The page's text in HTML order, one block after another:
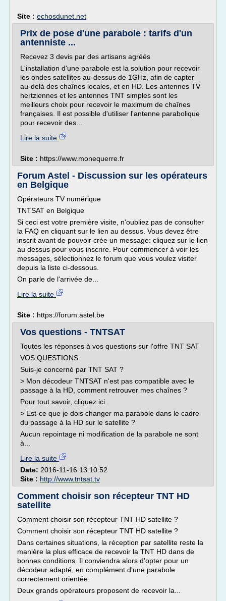
Site : echosdunet.net
Prix de pose d'une parabole : tarifs d'un
antenniste ...
Recevez 3 devis par des artisans agréés
L'installation d'une parabole est la solution pour recevoir
les ondes satellites au-dessus de 1GHz, afin de capter
au-delà des chaînes locales, et en HD. Les antennes TV
hertziennes et les antennes TNT simples sont les
meilleurs choix pour recevoir le maximum de chaînes
françaises. Il est possible d'utiliser l'antenne parabolique
pour recevoir des...
Lire la suite
Site : https://www.monequerre.fr
Forum Astel - Discussion sur les opérateurs
en Belgique
Opérateurs TV numérique
TNTSAT en Belgique
Si ceci est votre première visite, n'oubliez pas de consulter
la FAQ en cliquant sur le lien au dessus. Vous devez être
inscrit avant de pouvoir crée un message: cliquez sur le lien
au dessus pour vous inscrire. Pour commencer à voir les
messages, sélectionnez le forum que vous voulez visiter
depuis la liste ci-dessous.
On parle de l'arrivée de...
Lire la suite
Site : https://forum.astel.be
Vos questions - TNTSAT
Toutes les réponses à vos questions sur l'offre TNT SAT
VOS QUESTIONS
Suis-je concerné par TNT SAT ?
> Mon décodeur TNTSAT n'est pas compatible avec le
passage à la HD, comment retrouver mes chaînes ?
Pour tout savoir, cliquez ici .
> Est-ce que je dois changer ma parabole dans le cadre
du passage à la HD sur le satellite ?
Aucun repointage ni modification de la parabole ne sont
à...
Lire la suite
Date: 2016-11-16 13:10:52
Site : http://www.tntsat.tv
Comment choisir son récepteur TNT HD
satellite
Comment choisir son récepteur TNT HD satellite ?
Comment choisir son récepteur TNT HD satellite ?
Dans certaines situations, la réception par satellite reste la
manière la plus efficace de recevoir la TNT HD dans de
bonnes conditions. Il conviendra alors d'opter pour un
décodeur adapté, en complément d'une parabole
correctement orientée.
Deux grands opérateurs proposent de recevoir la...